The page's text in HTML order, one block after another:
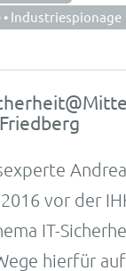
Industriespionage
vor der
IT-
hierfür